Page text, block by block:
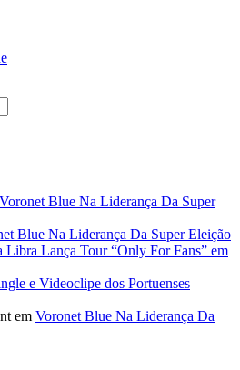
Voronet Blue Na Liderança Da Super
Blue Na Liderança Da Super Eleição
Libra Lança Tour “Only For Fans” em
e Videoclipe dos Portuenses
em Voronet Blue Na Liderança Da